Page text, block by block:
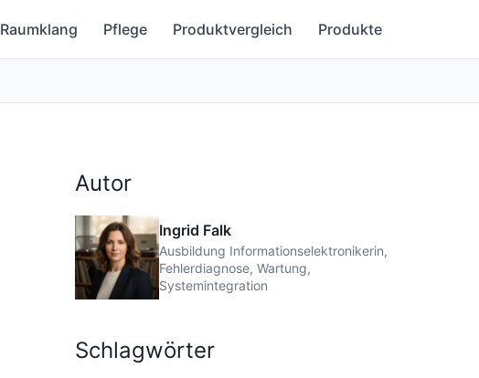
Raumklang Pflege Produktvergleich Produkte
Autor
Ingrid Falk
Ausbildung Informationselektronikerin,
Fehlerdiagnose, Wartung,
Systemintegration
Schlagwörter